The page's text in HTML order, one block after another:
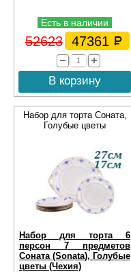
Есть в наличии
52623 47361
В корзину
Набор для торта Соната,
Голубые цветы
Набор для торта 6
персон 7 предметов
Соната (Sonata), Голубые
цветы (Чехия)